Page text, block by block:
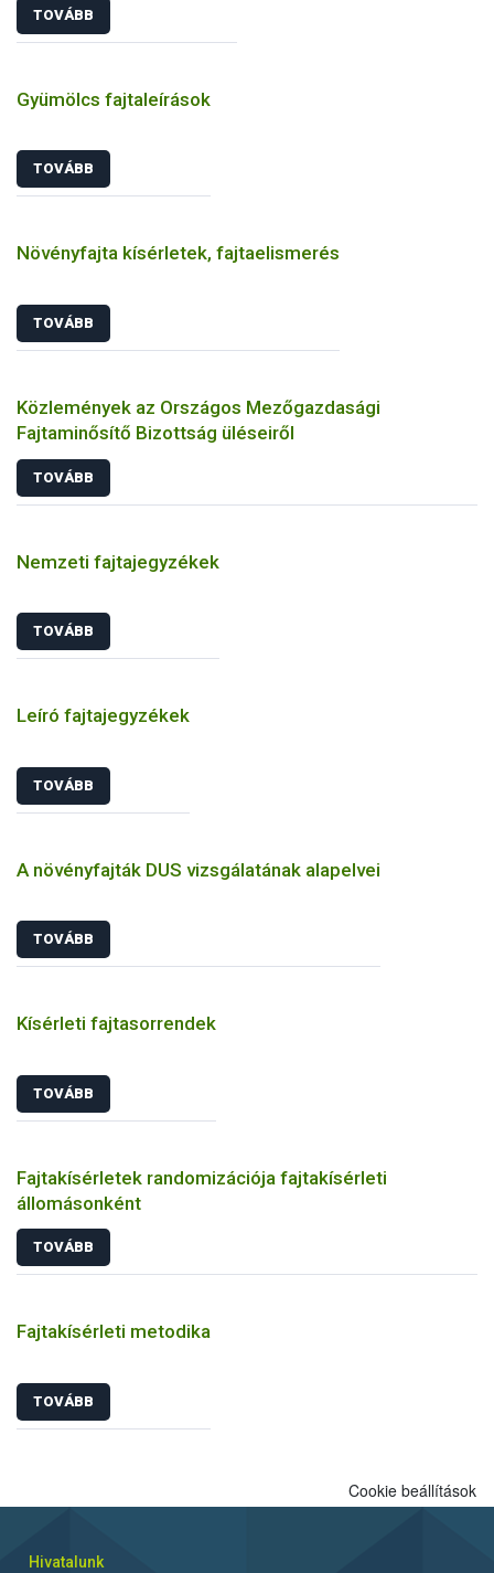
TOVÁBB
Gyümölcs fajtaleírások
TOVÁBB
Növényfajta kísérletek, fajtaelismerés
TOVÁBB
Közlemények az Országos Mezőgazdasági
Fajtaminősítő Bizottság üléseiről
TOVÁBB
Nemzeti fajtajegyzékek
TOVÁBB
Leíró fajtajegyzékek
TOVÁBB
A növényfajták DUS vizsgálatának alapelvei
TOVÁBB
Kísérleti fajtasorrendek
TOVÁBB
Fajtakísérletek randomizációja fajtakísérleti
állomásonként
TOVÁBB
Fajtakísérleti metodika
TOVÁBB
Cookie beállítások
Hivatalunk